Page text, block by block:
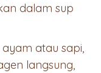
dalam sup
ayam atau sapi,
langsung,